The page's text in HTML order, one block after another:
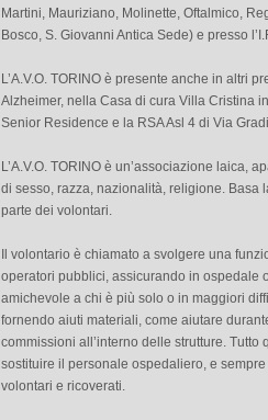
Martini, Mauriziano, Molinette, Oftalmico,
Bosco, S. Giovanni Antica Sede) e presso
L’A.V.O. TORINO è presente anche in altri
Alzheimer, nella Casa di cura Villa Cristina
Senior Residence e la RSA Asl 4 di Via
L’A.V.O. TORINO è un’associazione laica,
di sesso, razza, nazionalità, religione. Basa
parte dei volontari.
Il volontario è chiamato a svolgere una
operatori pubblici, assicurando in ospedale
amichevole a chi è più solo o in maggiori
fornendo aiuti materiali, come aiutare
commissioni all’interno delle strutture.
sostituire il personale ospedaliero, e
volontari e ricoverati.